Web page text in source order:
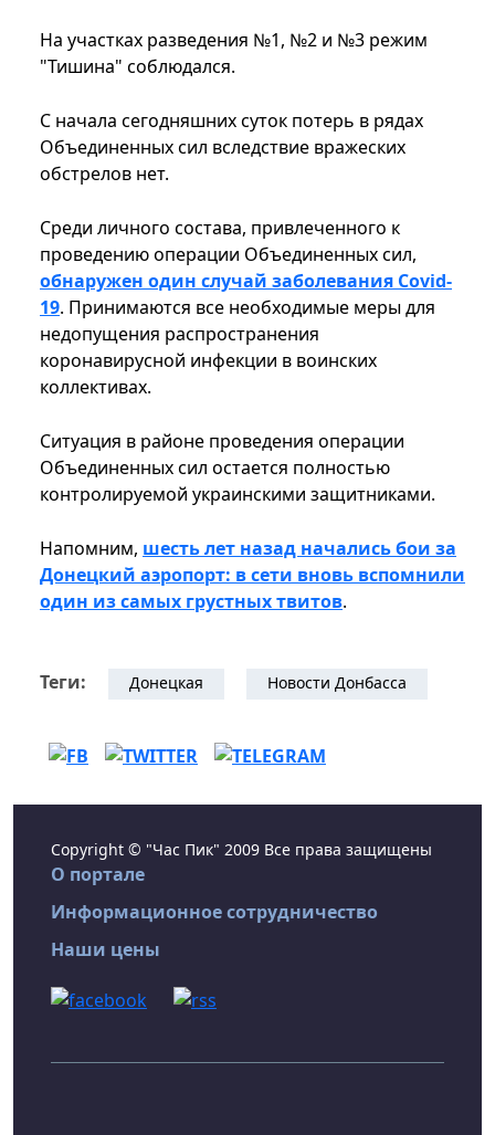
На участках разведения №1, №2 и №3 режим
"Тишина" соблюдался.
С начала сегодняшних суток потерь в рядах
Объединенных сил вследствие вражеских
обстрелов нет.
Среди личного состава, привлеченного к
проведению операции Объединенных сил,
обнаружен один случай заболевания Covid-
19. Принимаются все необходимые меры для
недопущения распространения
коронавирусной инфекции в воинских
коллективах.
Ситуация в районе проведения операции
Объединенных сил остается полностью
контролируемой украинскими защитниками.
Напомним, шесть лет назад начались бои за
Донецкий аэропорт: в сети вновь вспомнили
один из самых грустных твитов.
Теги: Донецкая Новости Донбасса
Copyright © "Час Пик" 2009 Все права защищены
О портале
Информационное сотрудничество
Наши цены